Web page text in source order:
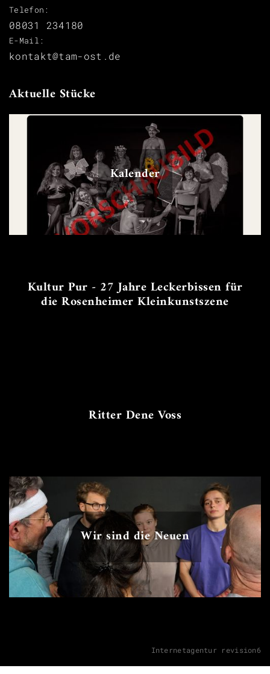
Telefon:
08031 234180
E-Mail:
kontakt@tam-ost.de
Aktuelle Stücke
Kalender
Kultur Pur - 27 Jahre Leckerbissen für
die Rosenheimer Kleinkunstszene
Ritter Dene Voss
Wir sind die Neuen
Internetagentur revision6